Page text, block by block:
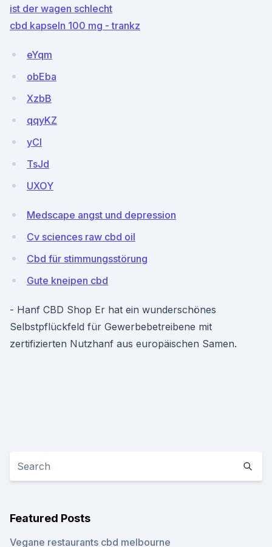
ist der wagen schlecht
cbd kapseln 100 mg - trankz
eYqm
obEba
XzbB
qqyKZ
yCI
TsJd
UXOY
Medscape angst und depression
Cv sciences raw cbd oil
Cbd für stimmungsstörung
Gute kneipen cbd
- Hanf CBD Shop Er hat ein wunderschönes
Selbstpflückfeld für Gewerbebetreibene mit
zertifizierten Nutzhanf aus europäischen Samen.
Featured Posts
Vegane restaurants cbd melbourne